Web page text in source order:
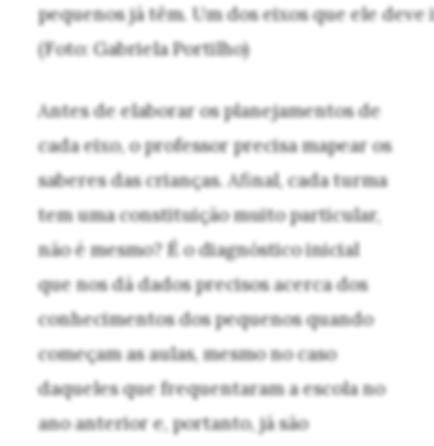
pequenos já têm. Um dos eixos que ele
(Foto: Gabriela Portilho)
Antes de elaborar os planejamentos de
cada eixo, o professor precisa mapear os
saberes das crianças. Afinal, cada turma
tem uma constituição muito particular,
não é mesmo? É o diagnóstico inicial
que nos dá dados precisos acerca dos
conhecimentos dos pequenos quando
começam as aulas, mesmo no caso
daqueles que frequentaram a escola no
ano anterior e, portanto, já são